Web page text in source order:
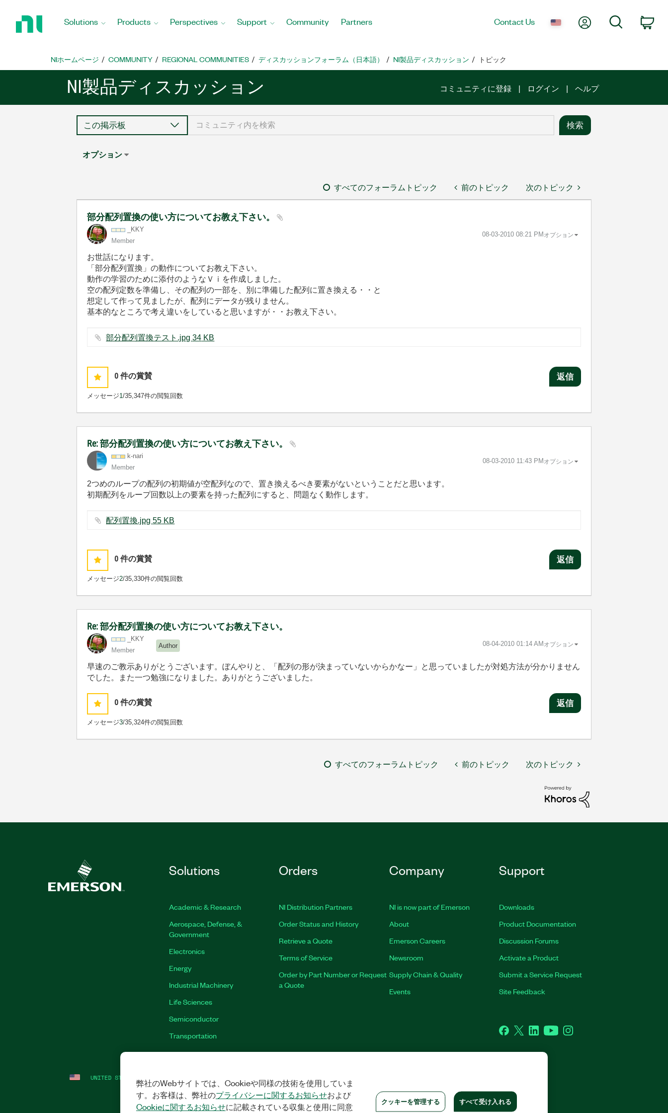
Home
Solutions Products Perspectives Support Community Partners Contact Us My AccountSearch
NIホームページ COMMUNITY REGIONAL COMMUNITIES ディスカッションフォーラム（日本語） NI製品ディスカッション トピック
NI製品ディスカッション コミュニティに登録 ログイン ヘルプ
オプション
すべてのフォーラムトピック 前のトピック 次のトピック
部分配列置換の使い方についてお教え下さい。
_KKY
Member
‎08-03-2010 08:21 PM オプション
お世話になります。
「部分配列置換」の動作についてお教え下さい。
動作の学習のために添付のようなＶｉを作成しました。
空の配列定数を準備し、その配列の一部を、別に準備した配列に置き換える・・と
想定して作って見ましたが、配列にデータが残りません。
基本的なところで考え違いをしていると思いますが・・お教え下さい。
部分配列置換テスト.jpg ‏34 KB
0件の賞賛
メッセージ1/35,347件の閲覧回数
返信
Re: 部分配列置換の使い方についてお教え下さい。
k-nari
Member
‎08-03-2010 11:43 PM オプション
2つめのループの配列の初期値が空配列なので、置き換えるべき要素がないということだと思います。
初期配列をループ回数以上の要素を持った配列にすると、問題なく動作します。
配列置換.jpg ‏55 KB
0件の賞賛
メッセージ2/35,330件の閲覧回数
返信
Re: 部分配列置換の使い方についてお教え下さい。
_KKY
Member
Author ‎08-04-2010 01:14 AM オプション
早速のご教示ありがとうございます。ぼんやりと、「配列の形が決まっていないからかなー」と思っていましたが対処方法が分かりません
でした。また一つ勉強になりました。ありがとうございました。
0件の賞賛
メッセージ3/35,324件の閲覧回数
返信
すべてのフォーラムトピック 前のトピック 次のトピック
Solutions
Academic & Research
Aerospace, Defense, &
Government
Electronics
Energy
Industrial Machinery
Life Sciences
Semiconductor
Transportation
Orders
NI Distribution Partners
Order Status and History
Retrieve a Quote
Terms of Service
Order by Part Number or Request
a Quote
Company
NI is now part of Emerson
About
Emerson Careers
Newsroom
Supply Chain & Quality
Events
Support
Downloads
Product Documentation
Discussion Forums
Activate a Product
Submit a Service Request
Site Feedback
Facebook
TwitterLinkedInYouTubeInstagram
UNITED STATES LEGAL
弊社のWebサイトでは、Cookieや同様の技術を使用していま
す。お客様は、弊社のプライバシーに関するお知らせおよび
Cookieに関するお知らせに記載されている収集と使用に同意 クッキーを管理する すべて受け入れる